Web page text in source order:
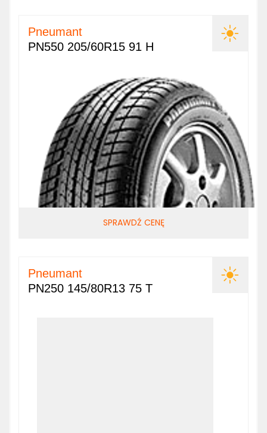
Pneumant
PN550 205/60R15 91 H
SPRAWDŹ CENĘ
Pneumant
PN250 145/80R13 75 T